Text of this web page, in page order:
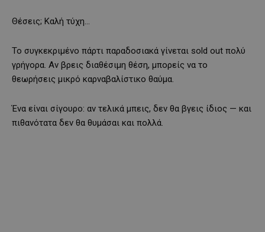
Θέσεις; Καλή τύχη…
Το συγκεκριμένο πάρτι παραδοσιακά γίνεται sold out πολύ
γρήγορα. Αν βρεις διαθέσιμη θέση, μπορείς να το
θεωρήσεις μικρό καρναβαλίστικο θαύμα.
Ένα είναι σίγουρο: αν τελικά μπεις, δεν θα βγεις ίδιος — και
πιθανότατα δεν θα θυμάσαι και πολλά.